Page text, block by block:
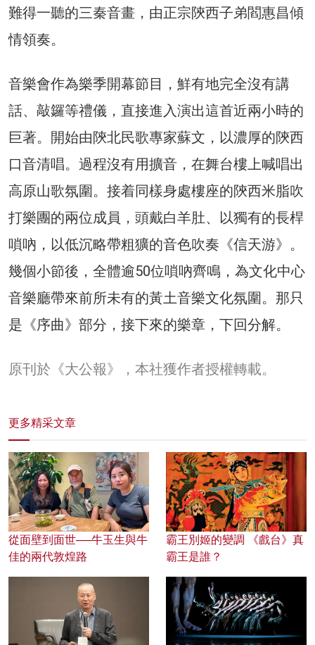
難得一聽的三秦音畫，由正宗陝西子弟閻惠昌傾
情領奏。
音樂會作為樂季開幕節目，鮮有地完全沒有講
話、敲鑼等禮儀，直接進入演出這首近兩小時的
巨著。開始由陝北民歌專家蘇文，以濃厚的陝西
口音清唱。過程沒有用擴音，在舞台樓上喊唱出
高原山歌氛圍。接着同樣身處樓座的陝西米脂吹
打樂團的兩位成員，頭戴白羊肚、以獨有的長桿
嗩吶，以低沉略帶粗獷的音色吹奏《信天游》。
幾個小節後，全體逾50位嗩吶齊鳴，為文化中心
音樂廳帶來前所未有的黃土音樂文化氛圍。那只
是《序曲》部分，接下來的樂章，下回分解。
原刊於《大公報》，本社獲作者授權轉載。
更多精采文章
從面壁到面世──牛玉生與牛
佳的兩代敦煌路
霸王別姬的變調 《戲台》真
霸王是誰？